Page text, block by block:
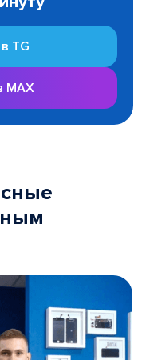
TG
MAX